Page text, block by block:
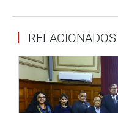
Dijo que en principio,
perseguido en los
un tipo soberbio,
pedirle disculpas a los
haberme expresado
RELACIONADOS